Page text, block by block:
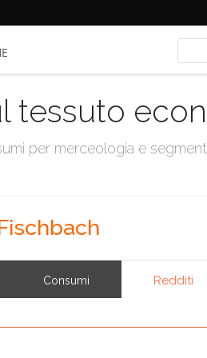
tessuto
per merceologia e
Consumi Redditi